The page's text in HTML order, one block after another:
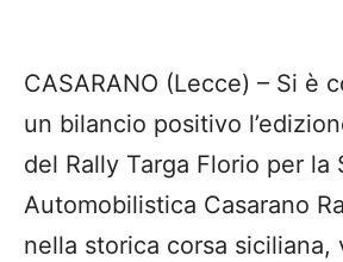
CASARANO (Lecce) – Si è
un bilancio positivo
del Rally Targa Florio per la
Automobilistica Casarano
nella storica corsa siciliana,